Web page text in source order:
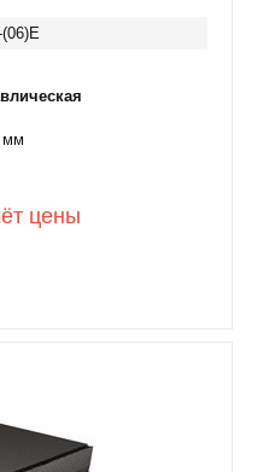
(06)E
мм
цены